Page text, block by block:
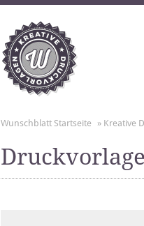
Wunschblatt Startseite » Kreative
Druckvorlage